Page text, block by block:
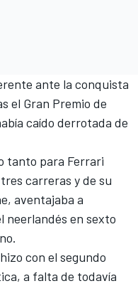
ante la conquista
el Gran Premio de
caído derrotada de
tanto para Ferrari
carreras y de su
aventajaba a
neerlandés en sexto
con el segundo
a falta de todavía